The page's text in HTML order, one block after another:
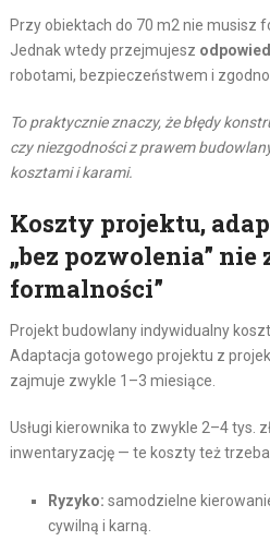
Przy obiektach do 70 m2 nie musisz
Jednak wtedy przejmujesz
robotami, bezpieczeństwem i
To praktycznie znaczy, że błędy
czy niezgodności z prawem
kosztami i karami.
Koszty projektu,
„bez pozwolenia” nie
formalności”
Projekt budowlany indywidualny
Adaptacja gotowego projektu z
zajmuje zwykle 1–3 miesiące.
Usługi kierownika to zwykle 2–4 tys.
inwentaryzację — te koszty też
Ryzyko: samodzielne
cywilną i karną.